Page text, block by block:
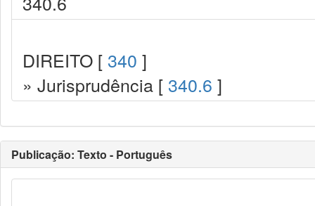
DIREITO [ 340 ]
» Jurisprudência [ 340.6 ]
Publicação: Texto - Português